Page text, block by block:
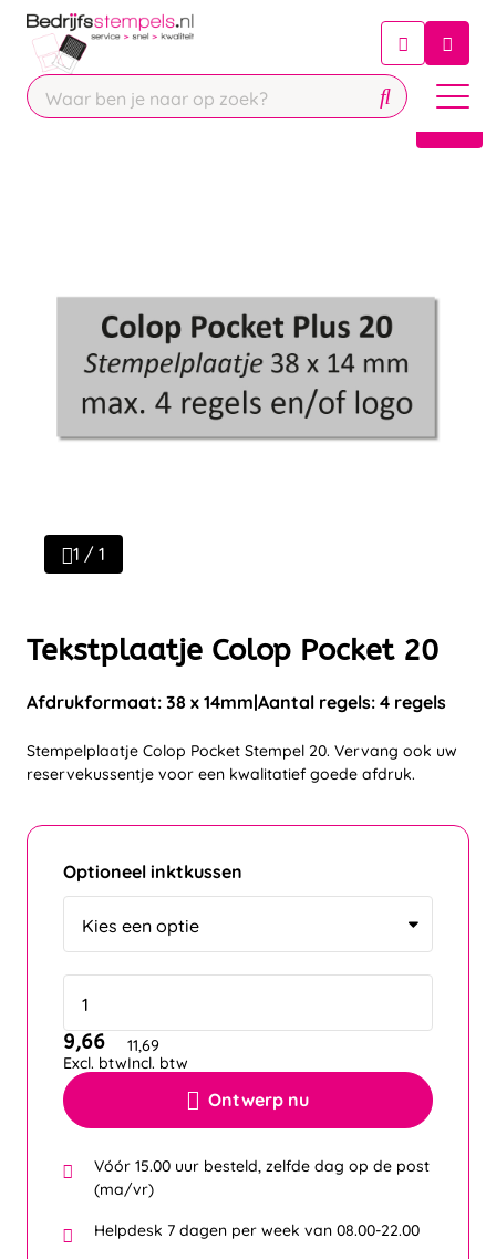
Chatbot
Chat 24/7 met onze chatbot voor
Contact
1 / 1
Tekstplaatje Colop Pocket 20
Afdrukformaat: 38 x 14mm Aantal regels: 4 regels
Stempelplaatje Colop Pocket Stempel 20. Vervang ook uw
reservekussentje voor een kwalitatief goede afdruk.
Optioneel inktkussen
Ontwerp nu
9,66
Excl. btw
11,69
Incl. btw
Vóór 15.00 uur besteld, zelfde dag op de post
(ma/vr)
Helpdesk 7 dagen per week van 08.00-22.00